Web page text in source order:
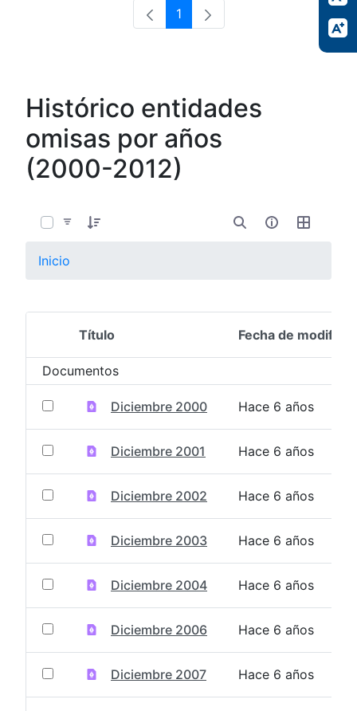
Página
1
Histórico entidades
omisas por años
(2000-2012)
Inicio
Selección del elemento
Título Fecha de
Documentos
Diciembre 2000 Hace 6 años
Diciembre 2001 Hace 6 años
Diciembre 2002 Hace 6 años
Diciembre 2003 Hace 6 años
Diciembre 2004 Hace 6 años
Diciembre 2006 Hace 6 años
Diciembre 2007 Hace 6 años